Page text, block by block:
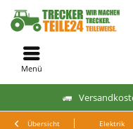
Menü
Übersicht Elektrik